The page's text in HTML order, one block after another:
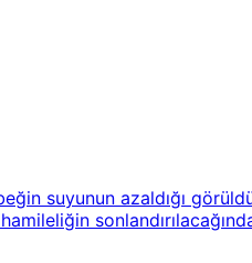
suyunun azaldığı